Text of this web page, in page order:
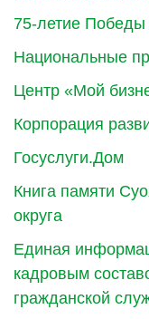
75-летие
Национальные
Центр «Мой
Корпорация
Госуслуги.Дом
Книга памяти
округа
Единая
кадровым
гражданской